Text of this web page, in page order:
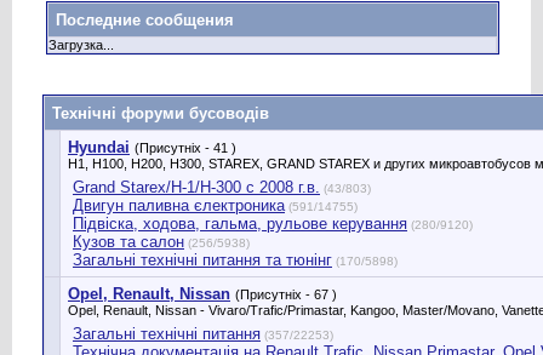
Последние сообщения
Загрузка...
Технічні форуми бусоводів
Hyundai (Присутніх - 41 )
H1, H100, H200, H300, STAREX, GRAND STAREX и других микроавтобусов
Grand Starex/H-1/H-300 с 2008 г.в. (43/803)
Двигун паливна єлектроника (591/14755)
Підвіска, ходова, гальма, рульове керування (280/9120)
Кузов та салон (256/5938)
Загальні технічні питання та тюнінг (170/5898)
Opel, Renault, Nissan (Присутніх - 67 )
Opel, Renault, Nissan - Vivaro/Trafic/Primastar, Kangoo, Master/Movano, Vanette
Загальні технічні питання (357/22253)